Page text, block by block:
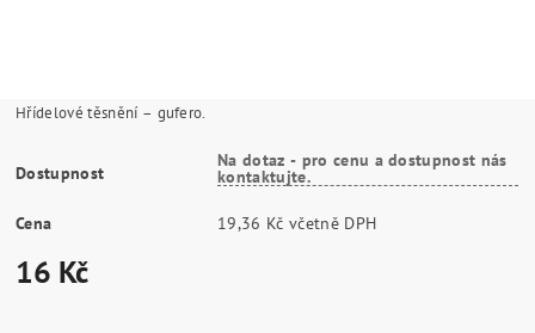
Hřídelové těsnění – gufero.
Dostupnost
Na dotaz - pro cenu a dostupnost nás
kontaktujte.
Cena 19,36 Kč včetně DPH
16 Kč